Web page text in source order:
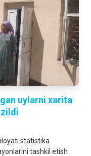
uylarni xarita
statistika
tashkil etish